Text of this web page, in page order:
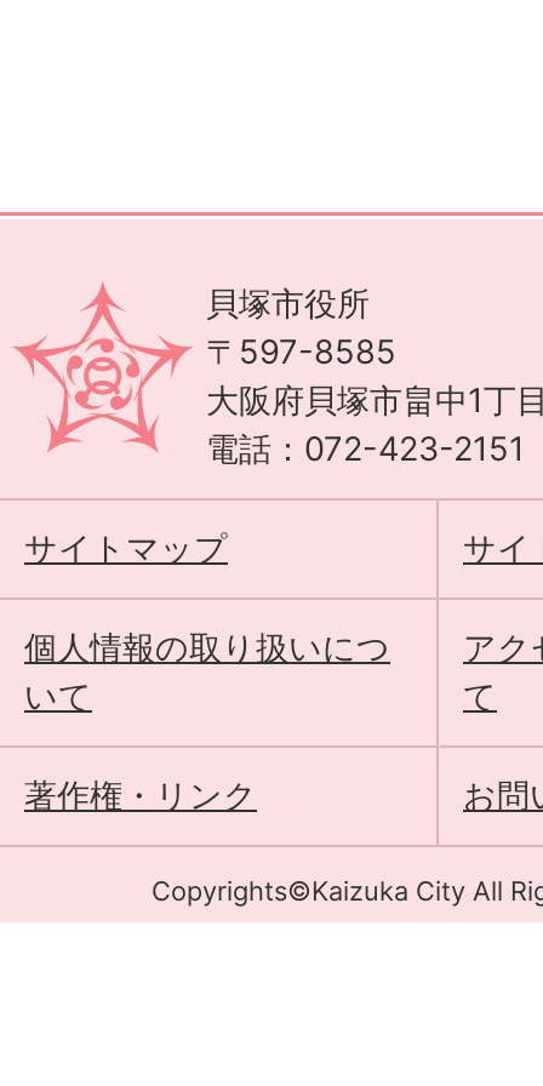
貝塚市役所
〒597-8585
大阪府貝塚市畠中1丁
電話：072-423-2151
サイトマップ サイ
個人情報の取り扱いにつ
いて
アク
て
著作権・リンク お問
Copyrights©Kaizuka City All